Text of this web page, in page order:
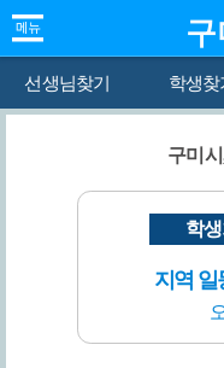
구
선생님찾기 학생찾
구미
학
지역 일